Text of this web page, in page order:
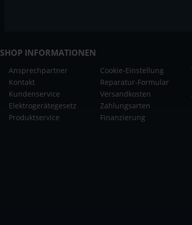
SHOP INFORMATIONEN
Ansprechpartner
Kontakt
Kundenservice
Elektrogerätegesetz
Produktservice
Cookie-Einstellung
Reparatur-Formular
Versandkosten
Zahlungsarten
Finanzierung